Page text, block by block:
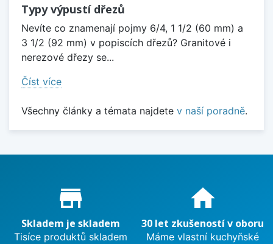
Typy výpustí dřezů
Nevíte co znamenají pojmy 6/4, 1 1/2 (60 mm) a
3 1/2 (92 mm) v popiscích dřezů? Granitové i
nerezové dřezy se...
Číst více
Všechny články a témata najdete v naší poradně.
Proč nakupovat u nás?
store_mall_directory
Skladem je skladem
Tisíce produktů skladem
home
30 let zkušeností v oboru
Máme vlastní kuchyňské